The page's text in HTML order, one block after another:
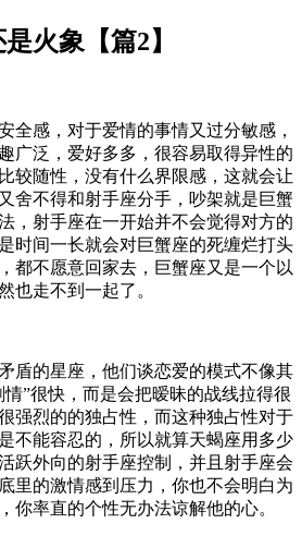
火象【篇2】
全感，对于爱情的事情又过分敏感，
广泛，爱好多多，很容易取得异性的
较随性，没有什么界限感，这就会让
舍不得和射手座分手，吵架就是巨蟹
，射手座在一开始并不会觉得对方的
时间一长就会对巨蟹座的死缠烂打头
都不愿意回家去，巨蟹座又是一个以
也走不到一起了。
盾的星座，他们谈恋爱的模式不像其
”很快，而是会把暧昧的战线拉得很
强烈的的独占性，而这种独占性对于
不能容忍的，所以就算天蝎座用多少
跃外向的射手座控制，并且射手座会
里的激情感到压力，你也不会明白为
你率直的个性无办法谅解他的心。